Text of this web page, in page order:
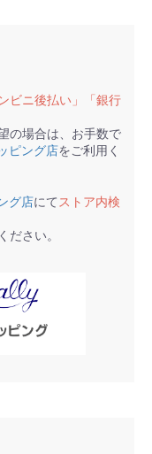
ンビニ後払い」「銀行
の場合は、お手数で
ピング店をご利用く
グ店にて ストア内検
ださい。